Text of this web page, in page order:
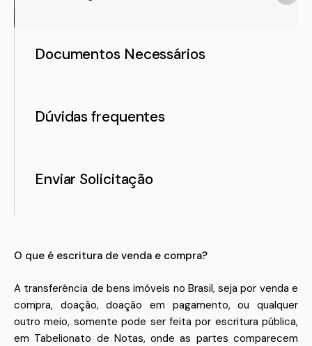
Documentos Necessários
Dúvidas frequentes
Enviar Solicitação
O que é escritura de venda e compra?
A transferência de bens imóveis no Brasil, seja por venda e
compra, doação, doação em pagamento, ou qualquer
outro meio, somente pode ser feita por escritura pública,
em Tabelionato de Notas, onde as partes comparecem